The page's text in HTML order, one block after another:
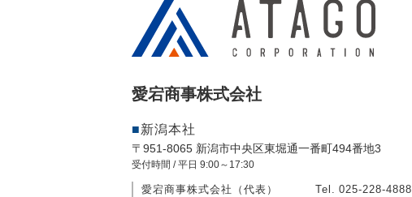
愛宕商事株式会社
新潟本社
〒951-8065 新潟市中央区東堀通一番町494番地3
受付時間 / 平日 9:00～17:30
愛宕商事株式会社（代表）
Tel. 025-228-4888